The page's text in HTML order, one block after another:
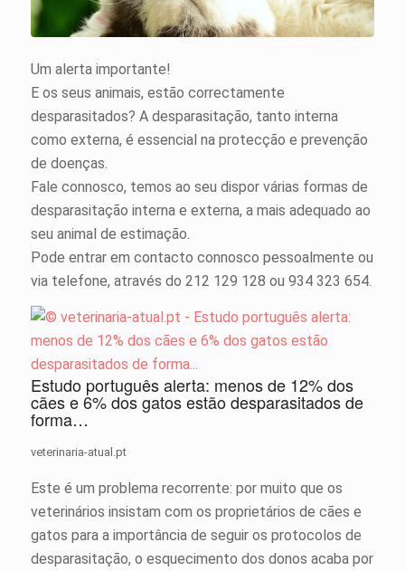
Um alerta importante!
E os seus animais, estão correctamente
desparasitados? A desparasitação, tanto interna
como externa, é essencial na protecção e prevenção
de doenças.
Fale connosco, temos ao seu dispor várias formas de
desparasitação interna e externa, a mais adequado ao
seu animal de estimação.
Pode entrar em contacto connosco pessoalmente ou
via telefone, através do 212 129 128 ou 934 323 654.
Estudo português alerta: menos de 12% dos
cães e 6% dos gatos estão desparasitados de
forma…
veterinaria-atual.pt
Este é um problema recorrente: por muito que os
veterinários insistam com os proprietários de cães e
gatos para a importância de seguir os protocolos de
desparasitação, o esquecimento dos donos acaba por